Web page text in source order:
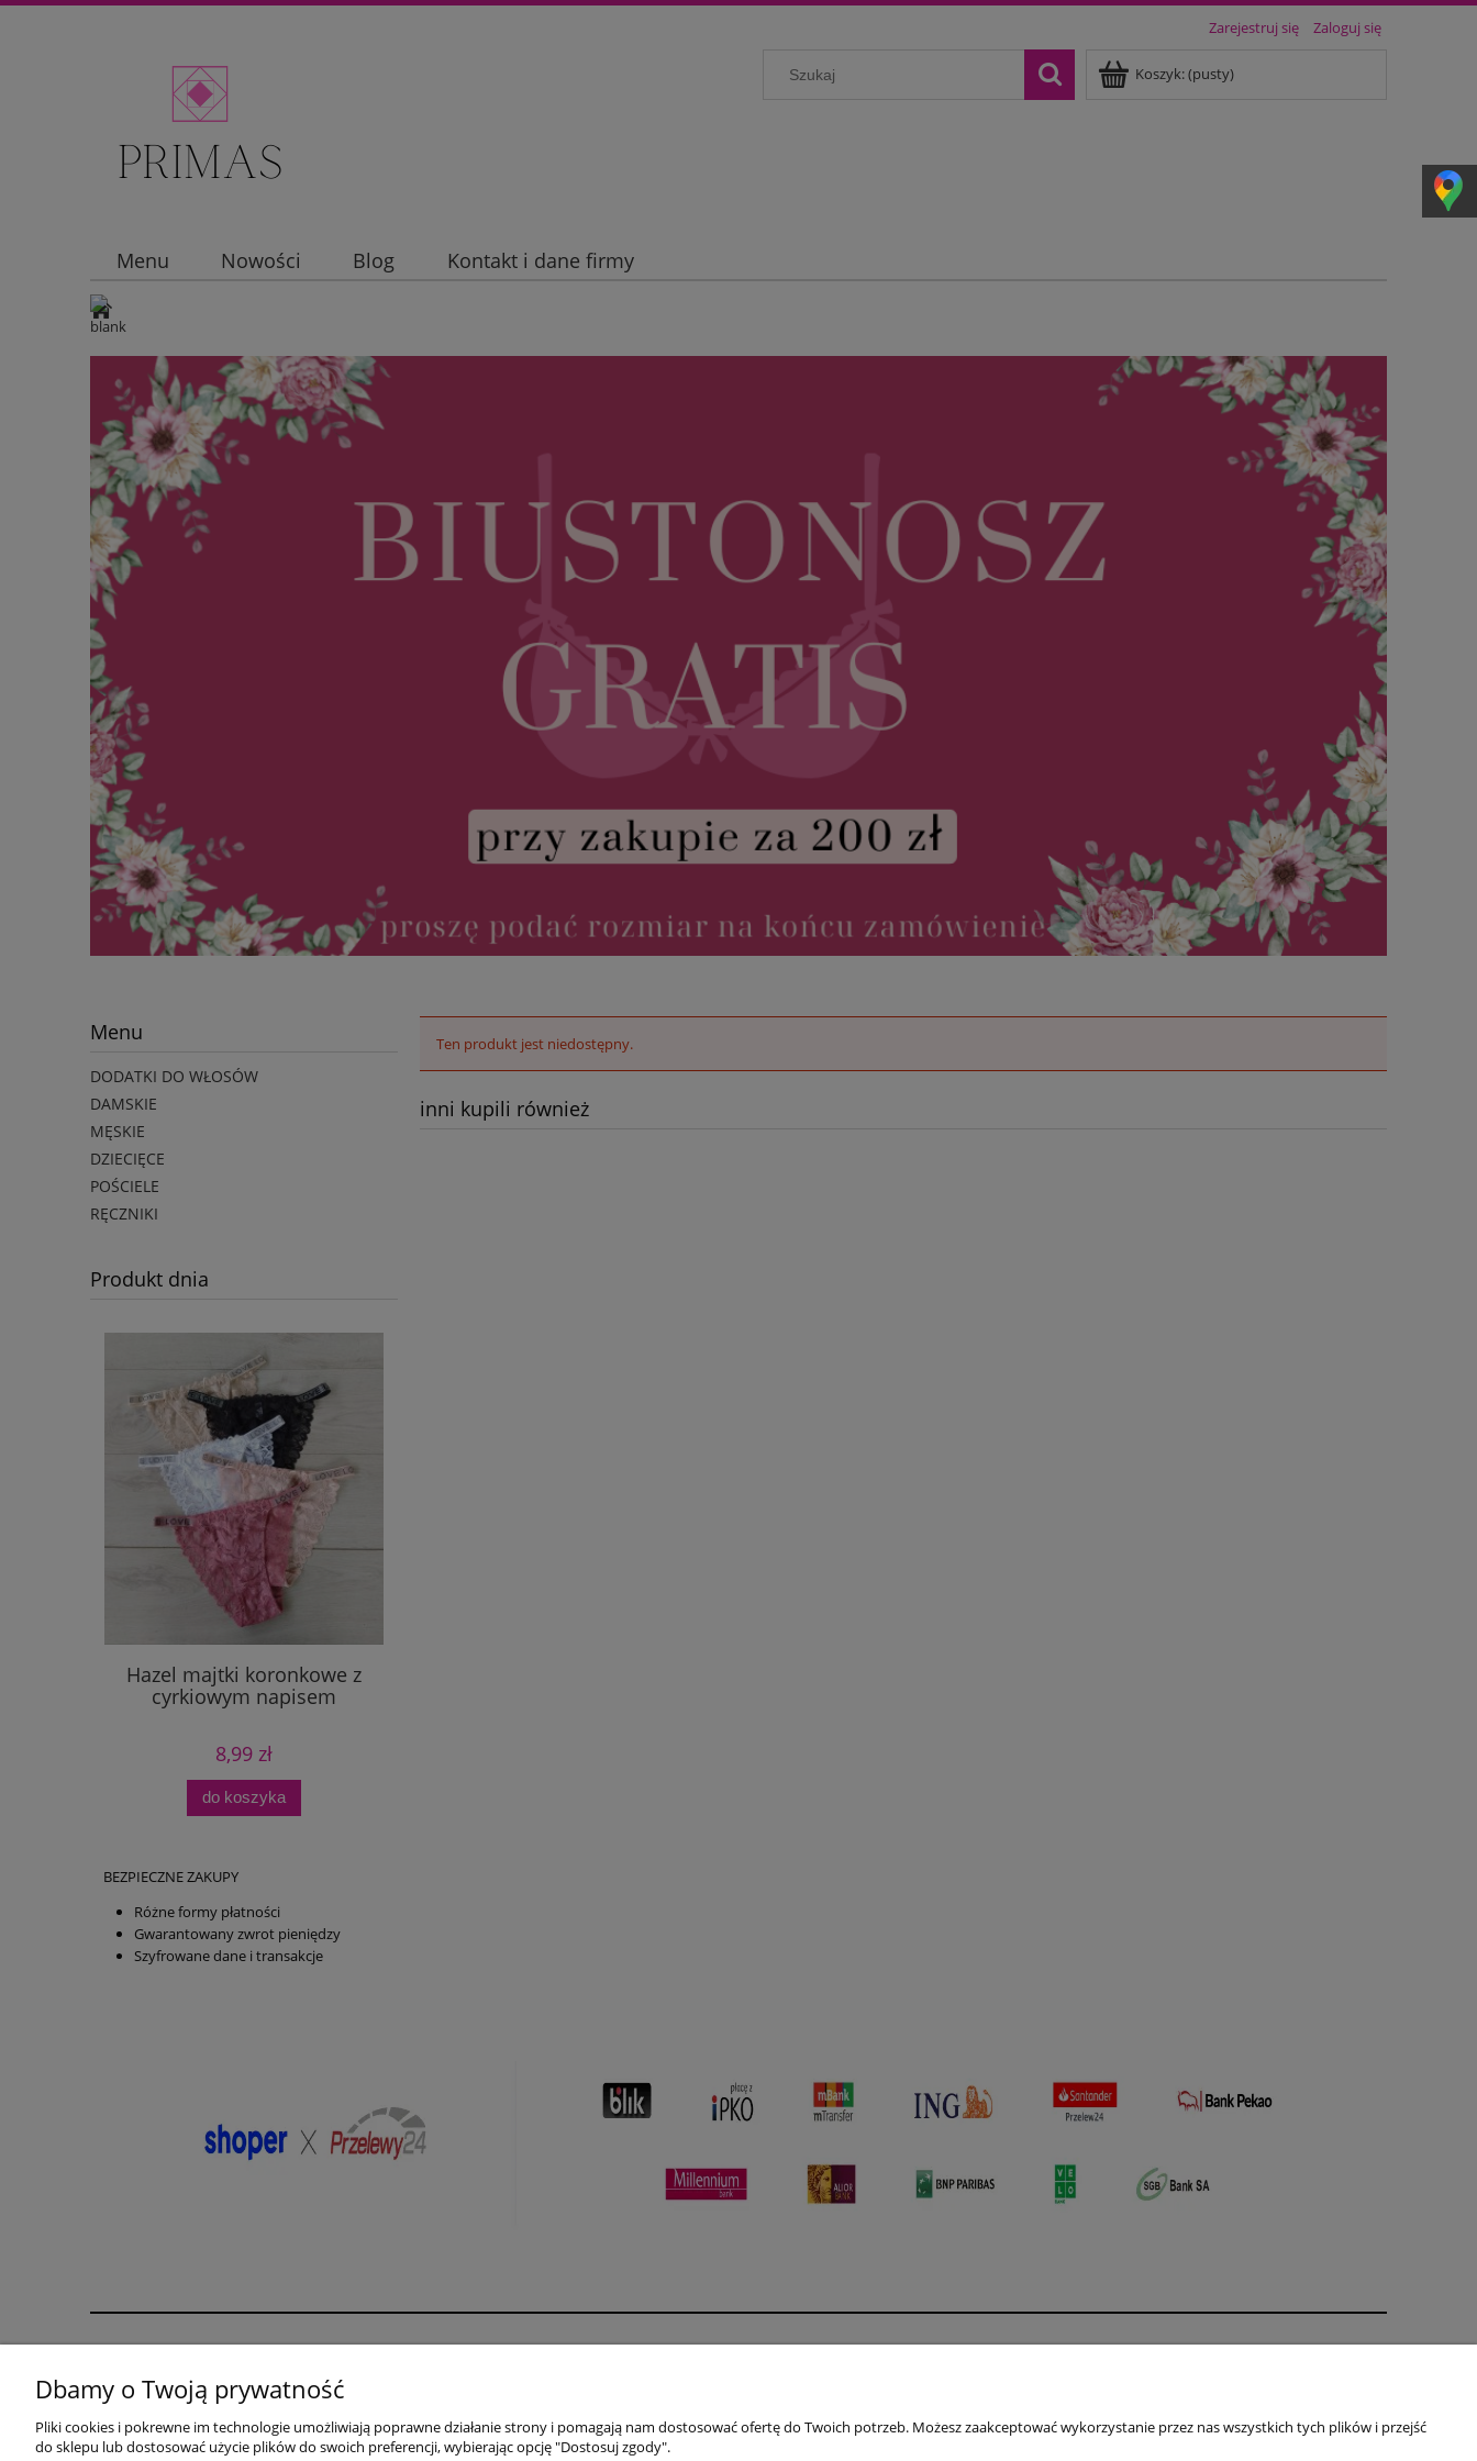
Zarejestruj się Zaloguj się
Koszyk:(pusty)
Menu Nowości Blog Kontakt i dane firmy
Menu
DODATKI DO WŁOSÓW
DAMSKIE
MĘSKIE
DZIECIĘCE
POŚCIELE
RĘCZNIKI
Produkt dnia
Hazel majtki koronkowe z
cyrkiowym napisem
8,99 zł
do koszyka
BEZPIECZNE ZAKUPY
Różne formy płatności
Gwarantowany zwrot pieniędzy
Szyfrowane dane i transakcje
Ten produkt jest niedostępny.
inni kupili również
karta rabatowa
biustonosz gratis
Ustawienia konta
Czas i koszty dostawy
Jak kupować?
Primas
Dbamy o Twoją prywatność
Pliki cookies i pokrewne im technologie umożliwiają poprawne działanie strony i pomagają nam dostosować ofertę do Twoich potrzeb. Możesz zaakceptować wykorzystanie przez nas wszystkich tych plików i przejść
do sklepu lub dostosować użycie plików do swoich preferencji, wybierając opcję "Dostosuj zgody".